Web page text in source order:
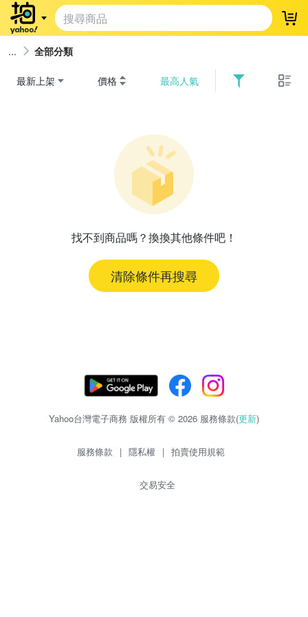
登
全部分類
最新上架 價格 最高人氣
找不到商品嗎？換換其他條件吧！
清除條件再搜尋
Yahoo台灣電子商務 版權所有 © 2026 服務條款(更新)
服務條款 | 隱私權 | 拍賣使用規範
交易安全